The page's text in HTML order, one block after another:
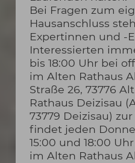
Bei Fragen zum
Hausanschluss
Expertinnen und -
Interessierten
bis 18:00 Uhr bei
im Alten Rathaus
Straße 26, 73776
Rathaus Deizisau
73779 Deizisau)
findet jeden
15:00 und 18:00
im Alten Rathaus